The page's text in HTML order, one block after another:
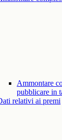
Ammontare
pubblicare in
relativi ai premi